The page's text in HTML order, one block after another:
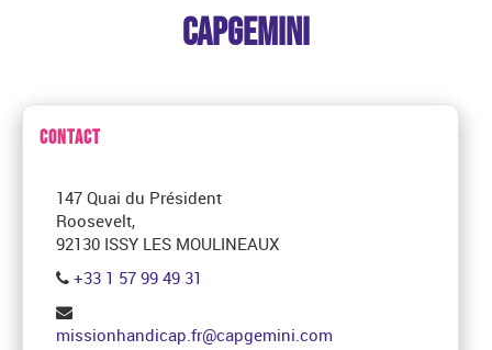
CAPGEMINI
CONTACT
147 Quai du Président
Roosevelt,
92130 ISSY LES MOULINEAUX
+33 1 57 99 49 31
missionhandicap.fr@capgemini.com